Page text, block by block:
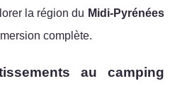
la région du Midi-Pyrénées
complète.
au camping